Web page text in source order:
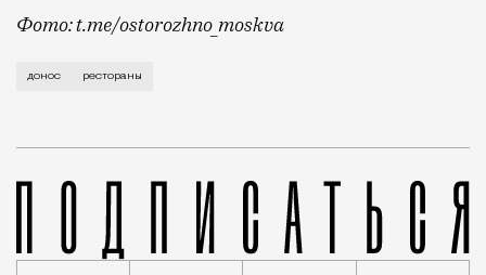
Фото: t.me/ostorozhno_moskva
Заведению выписали предупреждение и
донос рестораны